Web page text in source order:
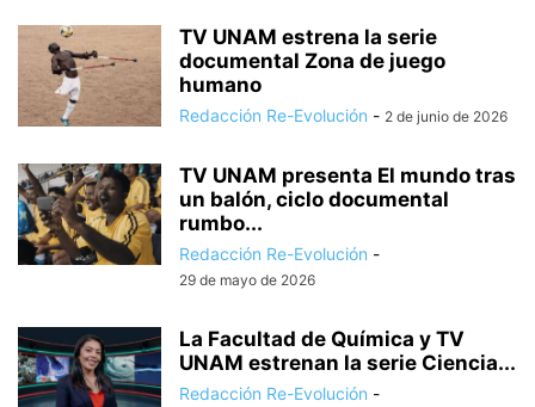
TV UNAM estrena la serie
documental Zona de juego
humano
Redacción Re-Evolución - 2 de junio de 2026
TV UNAM presenta El mundo tras
un balón, ciclo documental
rumbo...
Redacción Re-Evolución -
29 de mayo de 2026
La Facultad de Química y TV
UNAM estrenan la serie Ciencia...
Redacción Re-Evolución -